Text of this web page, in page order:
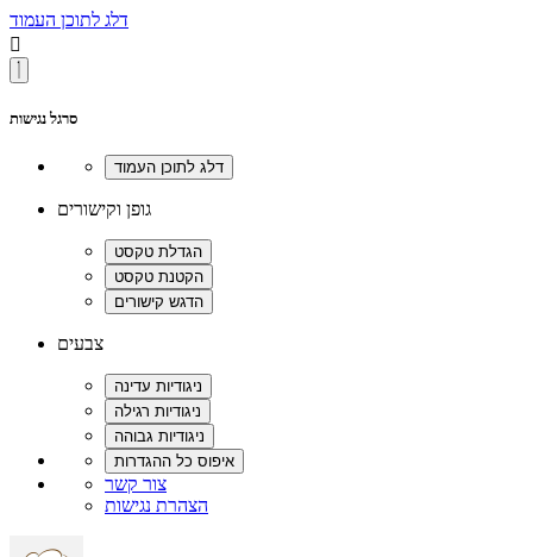
דלג לתוכן העמוד

סרגל נגישות
גופן וקישורים
צבעים
צור קשר
הצהרת נגישות